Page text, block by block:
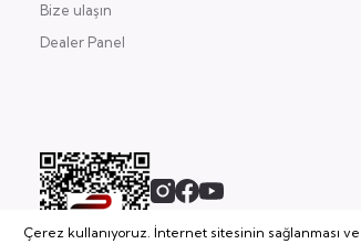
Çerez kullanıyoruz. İnternet sitesinin sağlanması
Bize ulaşın
Dealer Panel